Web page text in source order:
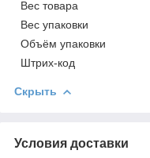
Вес товара
Вес упаковки
Объём упаковки
Штрих-код
Скрыть
Условия доставки